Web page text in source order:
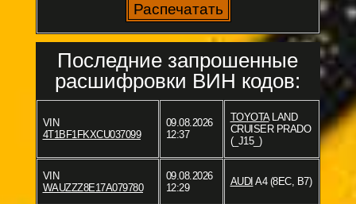
Последние запрошенные
расшифровки ВИН кодов:
VIN
4T1BF1FKXCU037099
09.08.2026
12:37
TOYOTALAND
CRUISER PRADO
(_J15_)
VIN
WAUZZZ8E17A079780
09.08.2026
12:29
AUDI A4 (8EC, B7)